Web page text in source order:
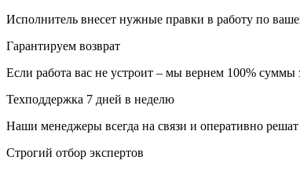
Исполнитель внесет нужные правки в работу по
Гарантируем возврат
Если работа вас не устроит – мы вернем 100% суммы
Техподдержка 7 дней в неделю
Наши менеджеры всегда на связи и оперативно
Строгий отбор экспертов